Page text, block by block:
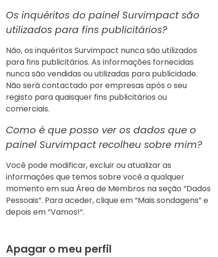
Os inquéritos do painel Survimpact são
utilizados para fins publicitários?
Não, os inquéritos Survimpact nunca são utilizados
para fins publicitários. As informações fornecidas
nunca são vendidas ou utilizadas para publicidade.
Não será contactado por empresas após o seu
registo para quaisquer fins publicitários ou
comerciais.
Como é que posso ver os dados que o
painel Survimpact recolheu sobre mim?
Você pode modificar, excluir ou atualizar as
informações que temos sobre você a qualquer
momento em sua Área de Membros na seção “Dados
Pessoais”. Para aceder, clique em “Mais sondagens” e
depois em “Vamos!“.
Apagar o meu perfil